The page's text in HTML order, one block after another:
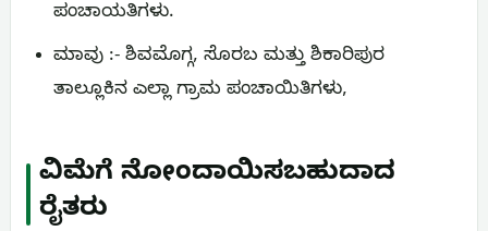
ಪಂಚಾಯತಿಗಳು.
ಮಾವು :- ಶಿವಮೊಗ್ಗ, ಸೊರಬ ಮತ್ತು ಶಿಕಾರಿಪುರ
ತಾಲ್ಲೂಕಿನ ಎಲ್ಲಾ ಗ್ರಾಮ ಪಂಚಾಯಿತಿಗಳು,
ವಿಮೆಗೆ ನೋಂದಾಯಿಸಬಹುದಾದ
ರೈತರು